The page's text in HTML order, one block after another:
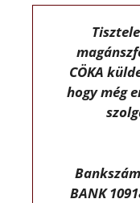
CÖKA
hogy még
BANK